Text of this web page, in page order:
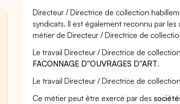
Directeur / Directrice de collection
syndicats. Il est également reconnu par
métier de Directeur / Directrice de
Le travail Directeur / Directrice de
FACONNAGE D''OUVRAGES D''ART.
Le travail Directeur / Directrice de
Ce métier peut être exercé par des